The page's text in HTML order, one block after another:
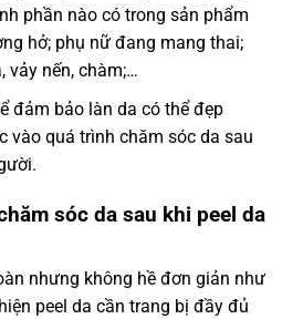
phần nào có trong sản phẩm
hở; phụ nữ đang mang thai;
vảy nến, chàm;…
đảm bảo làn da có thể đẹp
vào quá trình chăm sóc da sau
sóc da sau khi peel da
nhưng không hề đơn giản như
peel da cần trang bị đầy đủ